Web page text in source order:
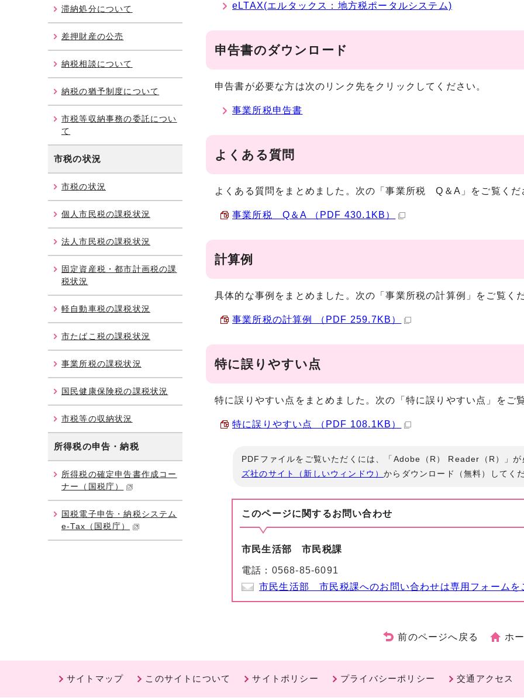
eLTAX(エルタックス：地方税ポータルシステム)
申告書のダウンロード
申告書が必要な方は次のリンク先をクリックしてください。
事業所税申告書
よくある質問
よくある質問をまとめました。次の「事業所税 Q＆A」をご覧くだ
事業所税 Q＆A （PDF 430.1KB）
計算例
具体的な事例をまとめました。次の「事業所税の計算例」をご覧く
事業所税の計算例 （PDF 259.7KB）
特に誤りやすい点
特に誤りやすい点をまとめました。次の「特に誤りやすい点」をご
特に誤りやすい点 （PDF 108.1KB）
PDFファイルをご覧いただくには、「Adobe（R） Reader（R）」
ズ社のサイト（新しいウィンドウ）からダウンロード（無料）してく
このページに関するお問い合わせ
市民生活部 市民税課
電話： 0568-85-6091
市民生活部 市民税課へのお問い合わせは専用フォームを
滞納処分について
差押財産の公売
納税相談について
納税の猶予制度について
市税等収納事務の委託につい
て
市税の状況
市税の状況
個人市民税の課税状況
法人市民税の課税状況
固定資産税・都市計画税の課
税状況
軽自動車税の課税状況
市たばこ税の課税状況
事業所税の課税状況
国民健康保険税の課税状況
市税等の収納状況
所得税の申告・納税
所得税の確定申告書作成コー
ナー（国税庁）
国税電子申告・納税システム
e-Tax（国税庁）
前のページへ戻る ホ
サイトマップ このサイトについて サイトポリシー プライバシーポリシー 交通アクセス